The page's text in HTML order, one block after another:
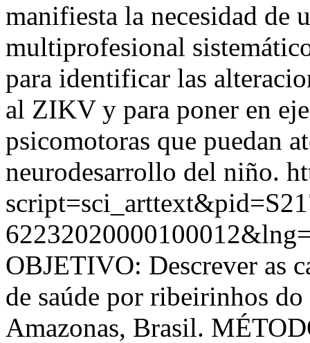
manifiesta la necesidad de
multiprofesional
para identificar las
al ZIKV y para poner en
psicomotoras que puedan
neurodesarrollo del niño.
OBJETIVO: Descrever as
de saúde por ribeirinhos
Amazonas, Brasil.